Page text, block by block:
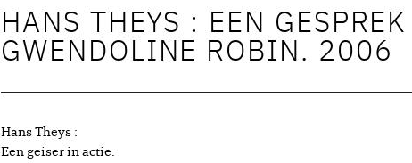
HANS THEYS : EEN
GWENDOLINE ROBIN. 2006
Hans Theys :
Een geiser in actie.